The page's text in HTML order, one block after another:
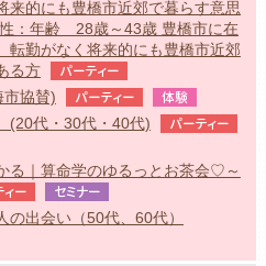
来的にも豊橋市近郊で暮らす意思
：年齢 28歳～43歳 豊橋市に在
転勤がなく将来的にも豊橋市近郊
る方
パーティー
市協賛) パーティー 体験
代・30代・40代)
パーティー
る｜算命学のゆるっとお茶会♡～
ー セミナー
の出会い（50代、60代）